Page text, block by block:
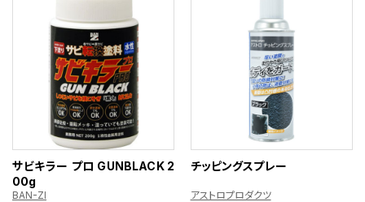
サビキラー プロ GUNBLACK 2
00g
BAN-ZI
チッピングスプレー
アストロプロダクツ